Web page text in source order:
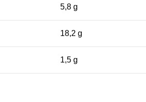
5,8 g
18,2 g
1,5 g